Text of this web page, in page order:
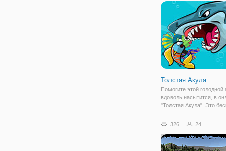
готов сразиться с любой
Толстая Акула
Помогите этой голодной
вдоволь насытится, в
"Толстая Акула". Это
управляете акулой.
сделать таким образом
крупной
326 24